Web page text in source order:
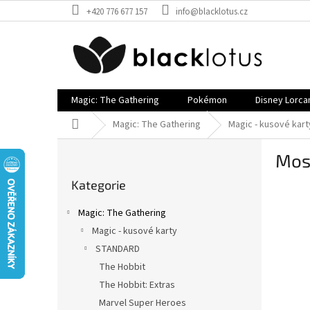
na
+420 776 677 157 info@blacklotus.cz
Magic: The Gathering Pokémon Disney
Domů Magic: The Gathering Magic - kusové
kategorie
Kategorie
Magic: The Gathering
Magic - kusové karty
STANDARD
The Hobbit
The Hobbit: Extras
Marvel Super Heroes